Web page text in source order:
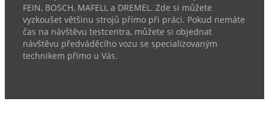
FEIN, BOSCH, MAFELL a DREMEL. Zde si můžete
vyzkoušet většinu strojů přímo při práci. Pokud nemáte
čas na návštěvu testcentra, můžete si objednat
návštěvu předváděcího vozu se specializovaným
technikem přímo u Vás.